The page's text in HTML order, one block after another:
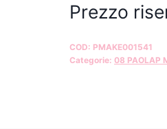
Prezzo
COD: PMAKE001541
Categorie: 08 PAOLAP